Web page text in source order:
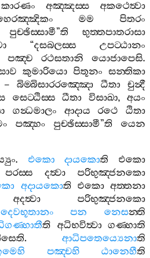
කාරණං අඤ‍්ඤස‍්ස
අකථෙත්‍වා
මම
පිතරං
පුච‍්ඡිස‍්සාමී”ති
භුත‍්තපාතරාසා
“දසබලස‍්ස
උපට‍්ඨානං
පඤ‍්ච රථසතානි යොජාපෙසි.
කුමාරියො පිතූනං සන‍්තිකා
– බිම‍්බිසාරරඤ‍්ඤො ධීතා
චුන්‍දී
සෙට‍්ඨිස‍්ස ධීතා විසාඛා,අයං
ගන්‍ධමාලං ආදාය රථෙ
ඨිතා
පඤ‍්හං පුච‍්ඡිස‍්සාමී”ති
යෙන
. එකො දායකොති
එකො
පරස‍්ස දත්‍වා
පරිභුඤ‍්ජනකො
අදායකොති එකො අත‍්තනා
අදත්‍වා
පරිභුඤ‍්ජනකො
දෙවභූතානං පන නෙසන‍්ති
ති අධිභවිත්‍වා ගණ‍්හාති
. ආධිපතෙය්‍යෙනාති
පඤ‍්චහි ඨානෙහීති